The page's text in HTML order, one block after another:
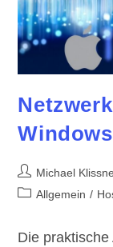
Beitrags-
Autor:
Michael
Beitrags-
Allgemein /
Die